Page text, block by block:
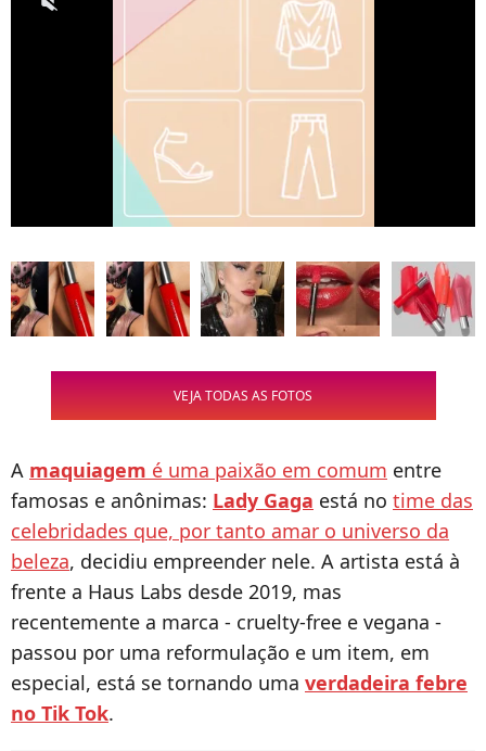
VEJA TODAS AS FOTOS
A maquiagem é uma paixão em comum entre
famosas e anônimas: Lady Gaga está no time das
celebridades que, por tanto amar o universo da
beleza, decidiu empreender nele. A artista está à
frente a Haus Labs desde 2019, mas
recentemente a marca - cruelty-free e vegana -
passou por uma reformulação e um item, em
especial, está se tornando uma verdadeira febre
no Tik Tok.